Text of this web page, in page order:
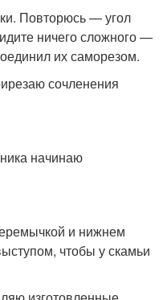
Повторюсь — угол
ничего сложного —
их саморезом.
сочленения
начинаю
и нижнем
чтобы у скамьи